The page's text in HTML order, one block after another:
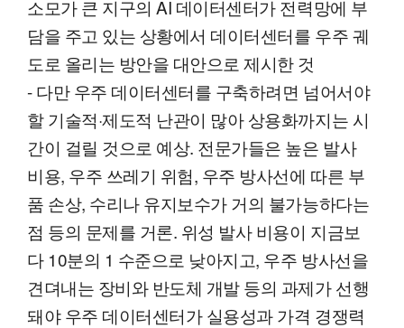
소모가 큰 지구의 AI 데이터센터가 전력망에 부
담을 주고 있는 상황에서 데이터센터를 우주 궤
도로 올리는 방안을 대안으로 제시한 것
- 다만 우주 데이터센터를 구축하려면 넘어서야
할 기술적·제도적 난관이 많아 상용화까지는 시
간이 걸릴 것으로 예상. 전문가들은 높은 발사
비용, 우주 쓰레기 위험, 우주 방사선에 따른 부
품 손상, 수리나 유지보수가 거의 불가능하다는
점 등의 문제를 거론. 위성 발사 비용이 지금보
다 10분의 1 수준으로 낮아지고, 우주 방사선을
견뎌내는 장비와 반도체 개발 등의 과제가 선행
돼야 우주 데이터센터가 실용성과 가격 경쟁력